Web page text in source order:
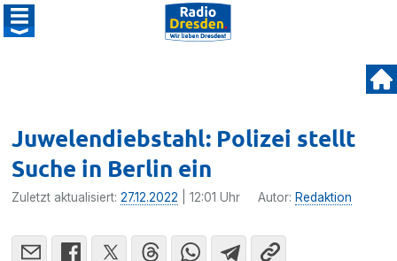
Juwelendiebstahl: Polizei stellt
Suche in Berlin ein
Zuletzt aktualisiert:27.12.2022 | 12:01 Uhr Autor: Redaktion